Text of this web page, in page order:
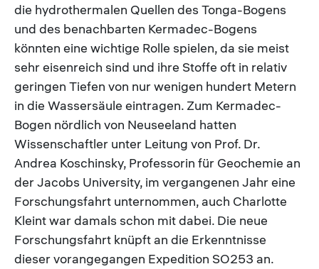
die hydrothermalen Quellen des Tonga-Bogens
und des benachbarten Kermadec-Bogens
könnten eine wichtige Rolle spielen, da sie meist
sehr eisenreich sind und ihre Stoffe oft in relativ
geringen Tiefen von nur wenigen hundert Metern
in die Wassersäule eintragen. Zum Kermadec-
Bogen nördlich von Neuseeland hatten
Wissenschaftler unter Leitung von Prof. Dr.
Andrea Koschinsky, Professorin für Geochemie an
der Jacobs University, im vergangenen Jahr eine
Forschungsfahrt unternommen, auch Charlotte
Kleint war damals schon mit dabei. Die neue
Forschungsfahrt knüpft an die Erkenntnisse
dieser vorangegangen Expedition SO253 an.